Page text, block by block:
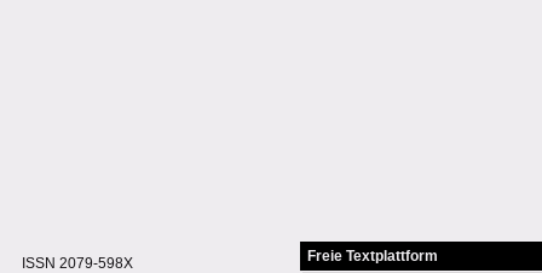
ISSN 2079-598X Freie Textplattform